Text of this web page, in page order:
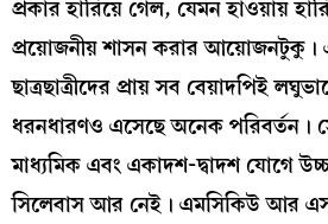
প্রকার হারিয়ে গেল, যেমন হাওয়ায়
প্রয়োজনীয় শাসন করার আয়োজনটুকু।
ছাত্রছাত্রীদের প্রায় সব বেয়াদপিই
ধরনধারণও এসেছে অনেক পরিবর্তন।
মাধ্যমিক এবং একাদশ-দ্বাদশ যোগে
সিলেবাস আর নেই। এমসিকিউ আর